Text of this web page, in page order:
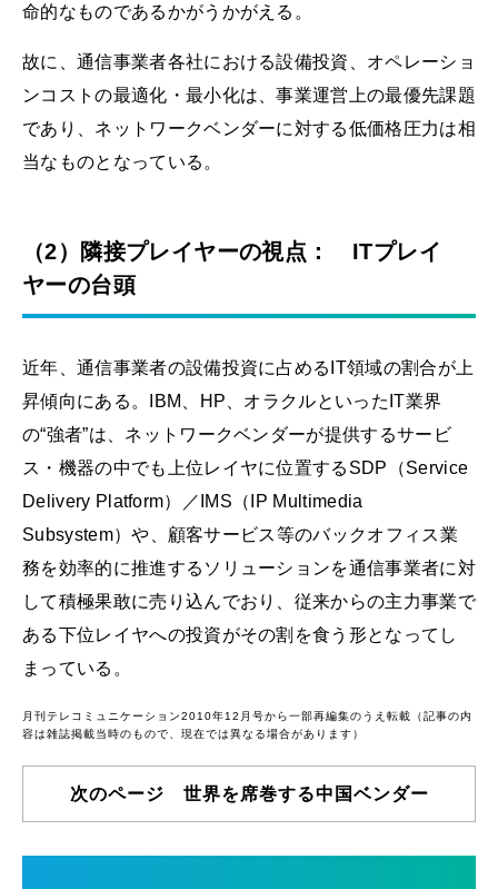
命的なものであるかがうかがえる。
故に、通信事業者各社における設備投資、オペレーショ
ンコストの最適化・最小化は、事業運営上の最優先課題
であり、ネットワークベンダーに対する低価格圧力は相
当なものとなっている。
（2）隣接プレイヤーの視点： ITプレイ
ヤーの台頭
近年、通信事業者の設備投資に占めるIT領域の割合が上
昇傾向にある。IBM、HP、オラクルといったIT業界
の“強者”は、ネットワークベンダーが提供するサービ
ス・機器の中でも上位レイヤに位置するSDP（Service
Delivery Platform）／IMS（IP Multimedia
Subsystem）や、顧客サービス等のバックオフィス業
務を効率的に推進するソリューションを通信事業者に対
して積極果敢に売り込んでおり、従来からの主力事業で
ある下位レイヤへの投資がその割を食う形となってし
まっている。
月刊テレコミュニケーション2010年12月号から一部再編集のうえ転載（記事の内
容は雑誌掲載当時のもので、現在では異なる場合があります）
次のページ 世界を席巻する中国ベンダー